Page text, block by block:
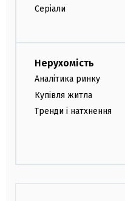
Серіали
Нерухомість
Аналітика ринку
Купівля житла
Тренди і натхнення